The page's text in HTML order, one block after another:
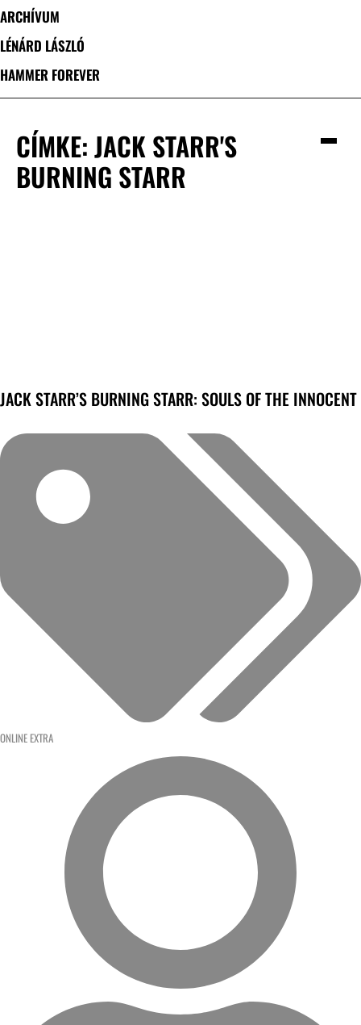
ARCHÍVUM
LÉNÁRD LÁSZLÓ
HAMMER FOREVER
CÍMKE: JACK STARR'S
BURNING STARR
JACK STARR’S BURNING STARR: SOULS OF THE INNOCENT
ONLINE EXTRA